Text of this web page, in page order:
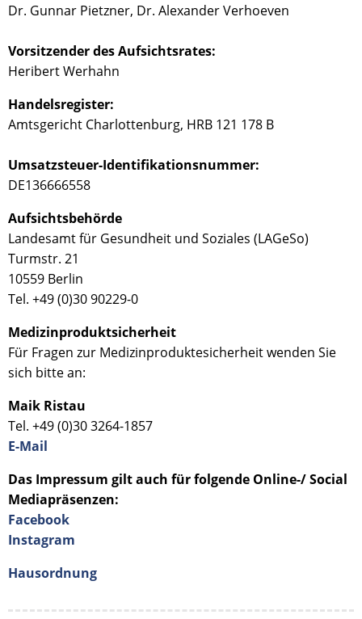
Dr. Gunnar Pietzner, Dr. Alexander Verhoeven
Vorsitzender des Aufsichtsrates:
Heribert Werhahn
Handelsregister:
Amtsgericht Charlottenburg, HRB 121 178 B
Umsatzsteuer-Identifikationsnummer:
DE136666558
Aufsichtsbehörde
Landesamt für Gesundheit und Soziales (LAGeSo)
Turmstr. 21
10559 Berlin
Tel. +49 (0)30 90229-0
Medizinproduktsicherheit
Für Fragen zur Medizinproduktesicherheit wenden Sie
sich bitte an:
Maik Ristau
Tel. +49 (0)30 3264-1857
E-Mail
Das Impressum gilt auch für folgende Online-/ Social
Mediapräsenzen:
Facebook
Instagram
Hausordnung